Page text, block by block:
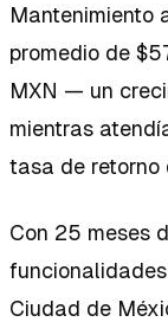
Mantenimiento
promedio de
MXN — un
mientras
tasa de retorno
Con 25 meses
Ciudad de